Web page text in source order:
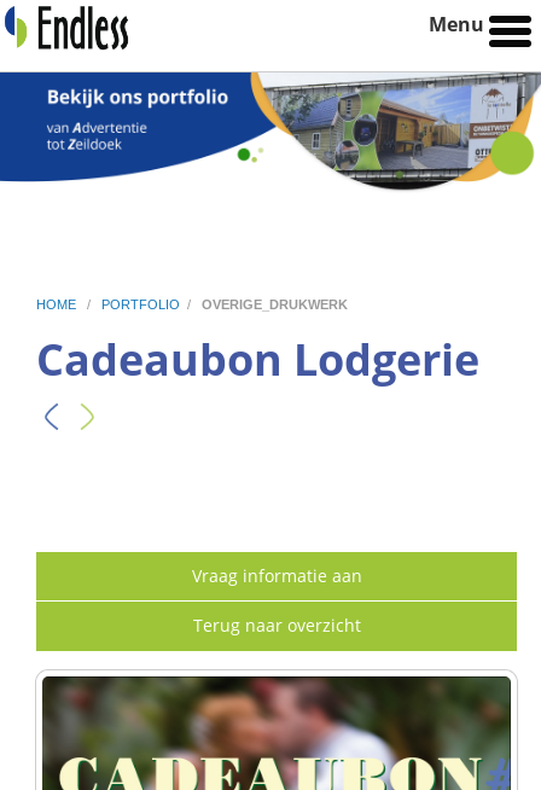
Menu
HOME / PORTFOLIO / OVERIGE_DRUKWERK
Cadeaubon Lodgerie
Vraag informatie aan
Terug naar overzicht